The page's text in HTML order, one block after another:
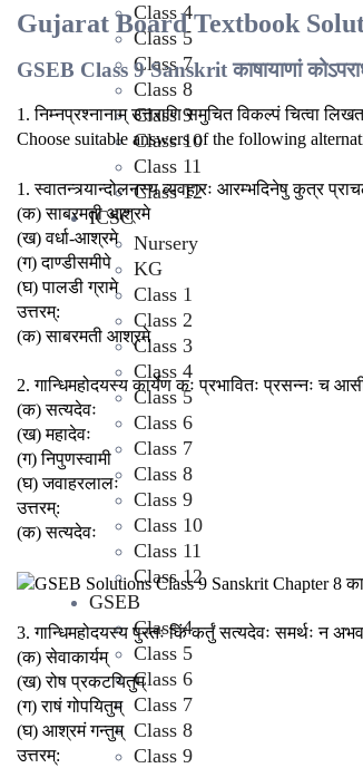
Class 4
Class 5
Class 7
Class 8
Class 9
Class 10
Class 11
Class 12
ICSC
Nursery
KG
Class 1
Class 2
Class 3
Class 4
Class 5
Class 6
Class 7
Class 8
Class 9
Class 10
Class 11
Class 12
GSEB
Class 4
Class 5
Class 6
Class 7
Class 8
Class 9
Gujarat Board Textbook
GSEB Class 9 Sanskrit काषायाणां
1. निम्नप्रश्नानाम् उत्तराणि समुचित विकल्पं चित्वा
Choose suitable answers of the following
1. स्वातन्त्र्यान्दोलनस्य व्यवहारः आरम्भदिनेषु कुत्र
(क) साबरमती आश्रमे
(ख) वर्धा-आश्रमे
(ग) दाण्डीसमीपे
(घ) पालडी ग्रामे
उत्तरम्:
(क) साबरमती आश्रमे
2. गान्धिमहोदयस्य कार्येण कः प्रभावितः प्रसन्नः च
(क) सत्यदेवः
(ख) महादेवः
(ग) निपुणस्वामी
(घ) जवाहरलालः
उत्तरम्:
(क) सत्यदेवः
3. गान्धिमहोदयस्य पुरतः किं कर्तुं सत्यदेवः समर्थः न
(क) सेवाकार्यम्
(ख) रोष प्रकटयितुम्
(ग) राषं गोपयितुम्
(घ) आश्रमं गन्तुम्
उत्तरम्: